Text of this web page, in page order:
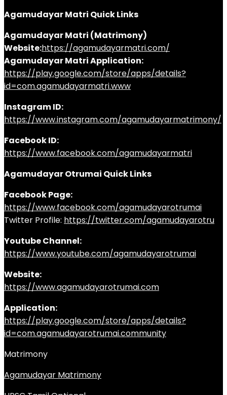
Agamudayar Matri Quick Links
Agamudayar Matri (Matrimony)
Website:https://agamudayarmatri.com/
Agamudayar Matri Application:
https://play.google.com/store/apps/details?
id=com.agamudayarmatri.www
Instagram ID:
https://www.instagram.com/agamudayarmatrimony/
Facebook ID:
https://www.facebook.com/agamudayarmatri
Agamudayar Otrumai Quick Links
Facebook Page:
https://www.facebook.com/agamudayarotrumai
Twitter Profile: https://twitter.com/agamudayarotru
Youtube Channel:
https://www.youtube.com/agamudayarotrumai
Website:
https://www.agamudayarotrumai.com
Application:
https://play.google.com/store/apps/details?
id=com.agamudayarotrumai.community
Matrimony
Agamudayar Matrimony